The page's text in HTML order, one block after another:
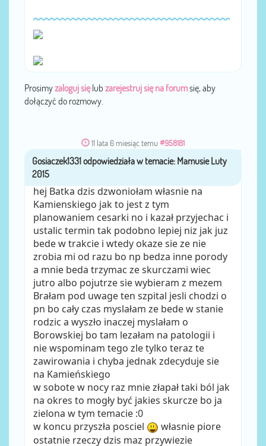
Prosimyzaloguj sięlub zarejestruj się na forumsię, aby
dołączyć do rozmowy.
11 lata 6 miesiąc temu #958181
przezGosiaczek1331
hej Batka dzis dzwoniołam własnie na
Kamienskiego jak to jest z tym
planowaniem cesarki no i kazał przyjechac i
ustalic termin tak podobno lepiej niz jak juz
bede w trakcie i wtedy okaze sie ze nie
zrobia mi od razu bo np bedza inne porody
a mnie beda trzymac ze skurczami wiec
jutro albo pojutrze sie wybieram z mezem
Brałam pod uwage ten szpital jesli chodzi o
pn bo cały czas myslałam ze bede w stanie
rodzic a wyszło inaczej myslałam o
Borowskiej bo tam lezałam na patologii i
nie wspominam tego zle tylko teraz te
zawirowania i chyba jednak zdecyduje sie
na Kamieńskiego
w sobote w nocy raz mnie złapał taki ból jak
na okres to mogły być jakies skurcze bo ja
zielona w tym temacie :0
w koncu przyszła posciel
własnie piore
ostatnie rzeczy dzis maz przywiezie